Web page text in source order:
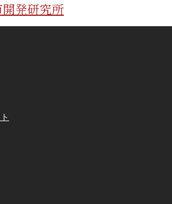
発研究所